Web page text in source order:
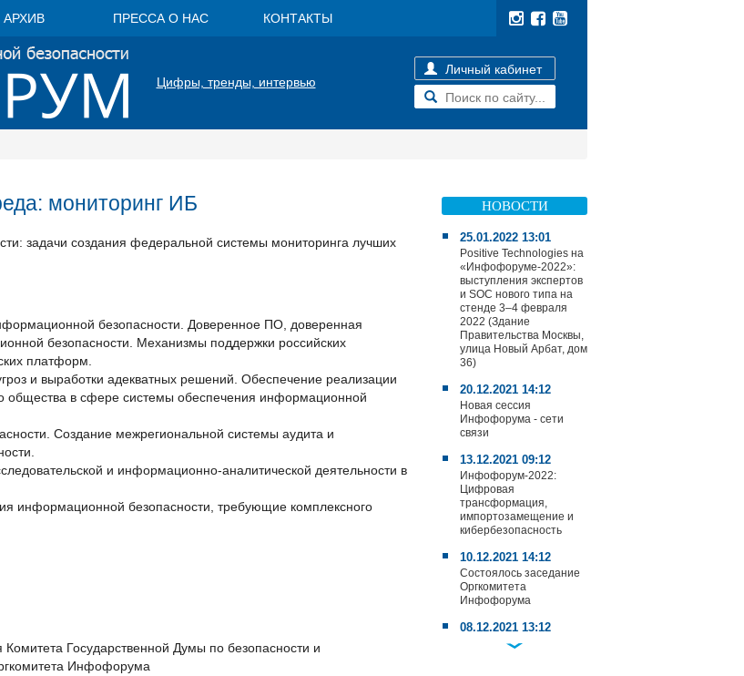
АРХИВ ПРЕССА О НАС КОНТАКТЫ
Цифры, тренды, интервью
Личный кабинет
мониторинг ИБ
задачи создания федеральной системы мониторинга лучших
безопасности. Доверенное ПО, доверенная
безопасности. Механизмы поддержки российских
платформ.
и выработки адекватных решений. Обеспечение реализации
общества в сфере системы обеспечения информационной
Создание межрегиональной системы аудита и
и информационно-аналитической деятельности в
информационной безопасности, требующие комплексного
Государственной Думы по безопасности и
Инфофорума
НОВОСТИ
25.01.2022 13:01
Positive Technologies на
«Инфофоруме-2022»:
выступления экспертов
и SOC нового типа на
стенде 3–4 февраля
2022 (Здание
Правительства Москвы,
улица Новый Арбат, дом
36)
20.12.2021 14:12
Новая сессия
Инфофорума - сети
связи
13.12.2021 09:12
Инфофорум-2022:
Цифровая
трансформация,
импортозамещение и
кибербезопасность
10.12.2021 14:12
Состоялось заседание
Оргкомитета
Инфофорума
08.12.2021 13:12
Облака – новая тема